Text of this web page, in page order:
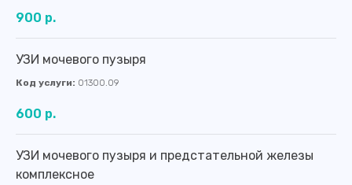
900 р.
УЗИ мочевого пузыря
Код услуги: 01300.09
600 р.
УЗИ мочевого пузыря и предстательной железы
комплексное